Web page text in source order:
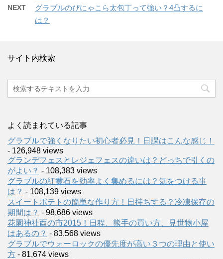
NEXT
グラブルのぴにゃこら太包丁って強い？4凸するに
は？
サイト内検索
よく読まれている記事
グラブルで強くなりたい初心者必見！日課はこんな感じ！
- 126,948 views
グランデフェスとレジェフェスの違いは？どっちで引くの
がよい？ - 108,383 views
グラブルの紅黄石を効率よく集めるには？気をつける事
は？ - 108,139 views
スイートポテトの簡単な作り方！日持ちする？冷凍保存の
期間は？ - 98,686 views
花園神社酉の市2015！日程、熊手の買い方、見世物小屋
はあるの？ - 83,568 views
グラブルでウォーロックの優先度が高い３つの理由と使い
方 - 81,674 views